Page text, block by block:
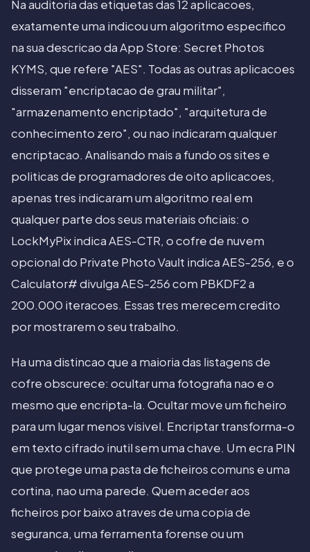
Na auditoria das etiquetas das 12 aplicacoes,
exatamente uma indicou um algoritmo especifico
na sua descricao da App Store: Secret Photos
KYMS, que refere "AES". Todas as outras aplicacoes
disseram "encriptacao de grau militar",
"armazenamento encriptado", "arquitetura de
conhecimento zero", ou nao indicaram qualquer
encriptacao. Analisando mais a fundo os sites e
politicas de programadores de oito aplicacoes,
apenas tres indicaram um algoritmo real em
qualquer parte dos seus materiais oficiais: o
LockMyPix indica AES-CTR, o cofre de nuvem
opcional do Private Photo Vault indica AES-256, e o
Calculator# divulga AES-256 com PBKDF2 a
200.000 iteracoes. Essas tres merecem credito
por mostrarem o seu trabalho.
Ha uma distincao que a maioria das listagens de
cofre obscurece: ocultar uma fotografia nao e o
mesmo que encripta-la. Ocultar move um ficheiro
para um lugar menos visivel. Encriptar transforma-o
em texto cifrado inutil sem uma chave. Um ecra PIN
que protege uma pasta de ficheiros comuns e uma
cortina, nao uma parede. Quem aceder aos
ficheiros por baixo atraves de uma copia de
seguranca, uma ferramenta forense ou um